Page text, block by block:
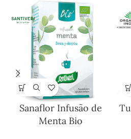
Sanaflor Infusão de
Menta Bio